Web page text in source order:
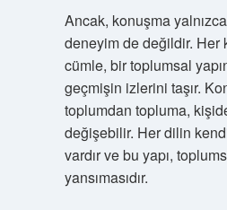
Ancak, konuşma
deneyim de değildir. Her
cümle, bir toplumsal
geçmişin izlerini taşır.
toplumdan topluma,
değişebilir. Her dilin
vardır ve bu yapı,
yansımasıdır.